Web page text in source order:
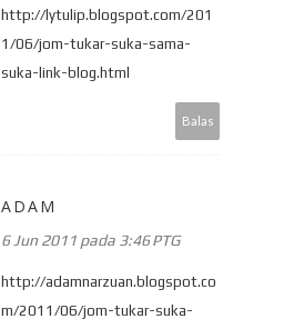
http://lytulip.blogspot.com/201
1/06/jom-tukar-suka-sama-
suka-link-blog.html
Balas
ADAM
6 Jun 2011 pada 3:46 PTG
http://adamnarzuan.blogspot.co
m/2011/06/jom-tukar-suka-